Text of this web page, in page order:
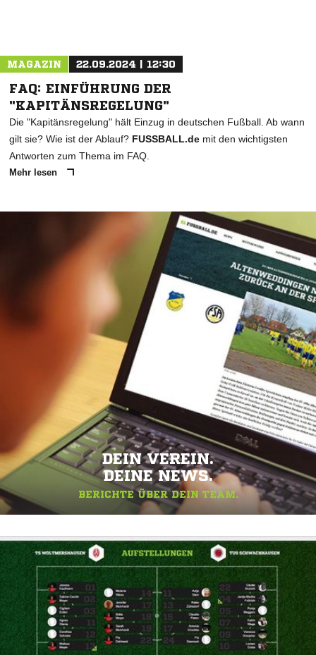
MAGAZIN 22.09.2024 | 12:30
FAQ: EINFÜHRUNG DER
"KAPITÄNSREGELUNG"
Die "Kapitänsregelung" hält Einzug in deutschen Fußball. Ab wann
gilt sie? Wie ist der Ablauf? FUSSBALL.de mit den wichtigsten
Antworten zum Thema im FAQ.
Mehr lesen
DEIN VEREIN.
DEINE NEWS.
BERICHTE ÜBER DEIN TEAM.